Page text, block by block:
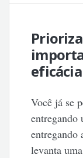
Você já se
entregando
entregando
levanta